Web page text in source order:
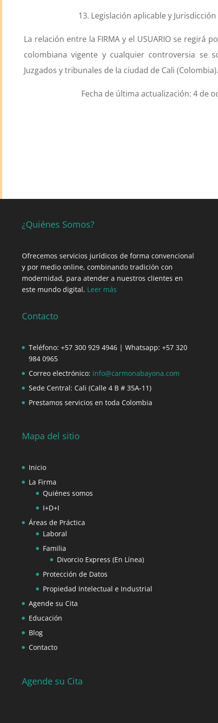
13. Legislación aplicable y Jurisdicción
La relación entre la FIRMA y el USUARIO se regirá
colombiana vigente y cualquier controversia se
Juzgados y tribunales de la ciudad de Cali (Colombia).
Fecha de última actualización: 4 de
¿Quiénes Somos?
Ofrecemos servicios jurídicos de forma convencional
y por medio online, combinando tradición con
modernidad, para atender a nuestros clientes en
este mundo digital. Leer más
Contacto
Teléfono: +57 300 929 4946 | Whatsapp: +57 320
984 0965
Correo electrónico: info@carmonabayona.com
Sede Central: Cali (Calle 4 B # 35A-11)
Prestamos servicios en toda Colombia
Mapa del sitio
Inicio
La Firma
Quiénes somos
I+D+I
Áreas de Práctica
Laboral
Familia
Divorcio Express (En Línea)
Protección de Datos
Propiedad Intelectual e Industrial
Agende su Cita
Educación
Blog
Contacto
Agende su Cita